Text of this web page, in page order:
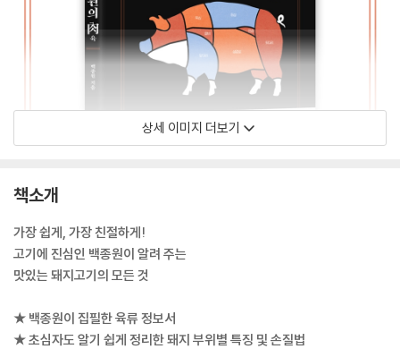
상세 이미지 더보기
책소개
가장 쉽게, 가장 친절하게!
고기에 진심인 백종원이 알려 주는
맛있는 돼지고기의 모든 것
★ 백종원이 집필한 육류 정보서
★ 초심자도 알기 쉽게 정리한 돼지 부위별 특징 및 손질법